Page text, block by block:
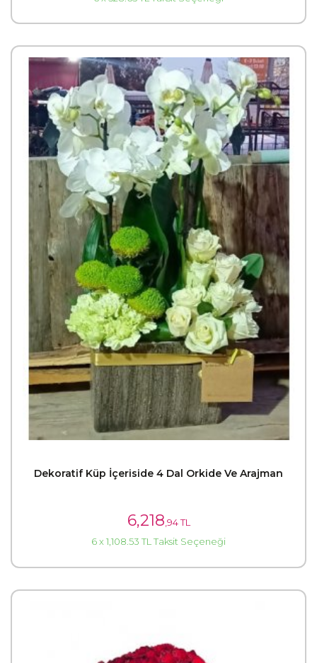
Dekoratif Küp İçeriside 4 Dal Orkide Ve Arajman
6,218,94 TL
6 x 1,108.53 TL Taksit Seçeneği